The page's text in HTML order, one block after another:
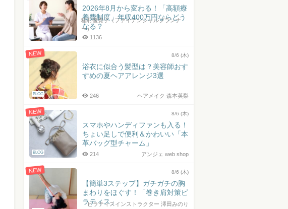
2026年8月から変わる！「高額療
養費制度」年収400万円ならどう
なる？
稲村優貴子（ファイナンシャルプランナ
ー）
1136
NEW
BLOG
8/6 (木)
浴衣に似合う髪型は？美容師おす
すめの夏ヘアアレンジ3選
ヘアメイク 森本英梨
246
NEW
BLOG
8/6 (木)
スマホやハンディファンも入る！
ちょい足しで便利＆かわいい「本
革バッグ型チャーム」
アンジェ web shop
214
NEW 8/6 (木)
【簡単3ステップ】ガチガチの胸
まわりをほぐす！「巻き肩対策ピ
ラティス」
ピラティスインストラクター 澤田みのり